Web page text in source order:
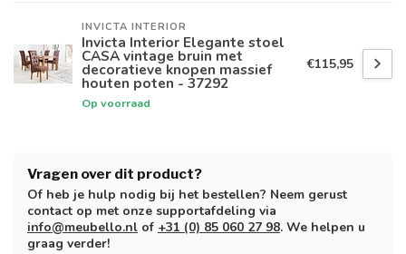
INVICTA INTERIOR
Invicta Interior Elegante stoel
CASA vintage bruin met
decoratieve knopen massief
houten poten - 37292
Op voorraad
€115,95
Vragen over dit product?
Of heb je hulp nodig bij het bestellen? Neem gerust
contact op met onze supportafdeling via
info@meubello.nl of +31 (0) 85 060 27 98. We helpen u
graag verder!